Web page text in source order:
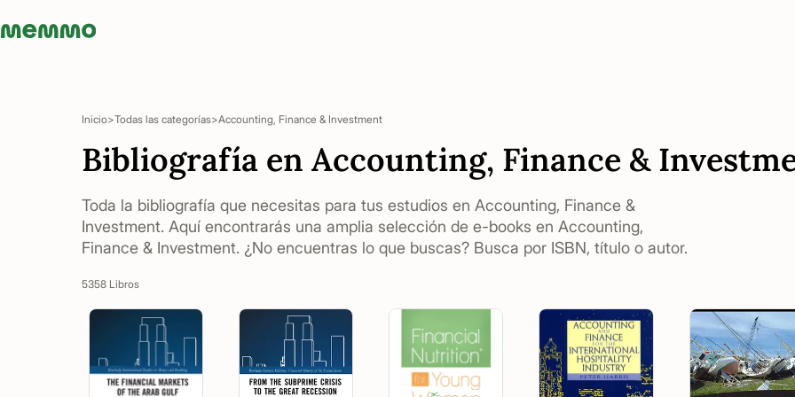
Memmo - AI-verktyg och digital kurslitteratur
Inicio Todas las categorías Accounting, Finance & Investment
Bibliografía en Accounting, Finance &
Toda la bibliografía que necesitas para tus estudios en Accounting, Finance &
Investment. Aquí encontrarás una amplia selección de e-books en Accounting,
Finance & Investment. ¿No encuentras lo que buscas? Busca por ISBN, título o autor.
5358 Libros